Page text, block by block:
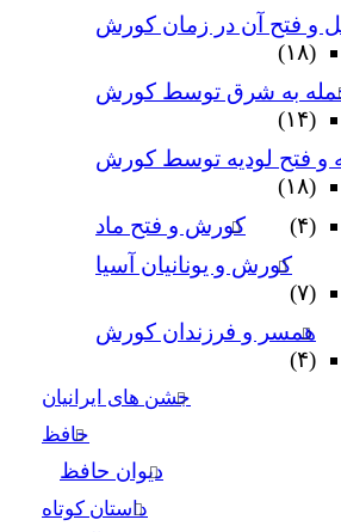
و فتح آن در زمان کورش
(۱۸)
به شرق توسط کورش
(۱۴)
و فتح لودیه توسط کورش
(۱۸)
کورش و فتح ماد
(۴)
کورش و یونانیان آسیا
(۷)
همسر و فرزندان کورش
(۴)
جشن های ایرانیان
حافظ
دیوان حافظ
داستان کوتاه